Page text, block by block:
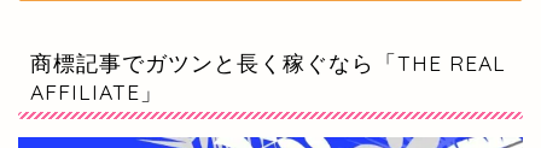
商標記事でガツンと長く稼ぐなら「THE REAL
AFFILIATE」